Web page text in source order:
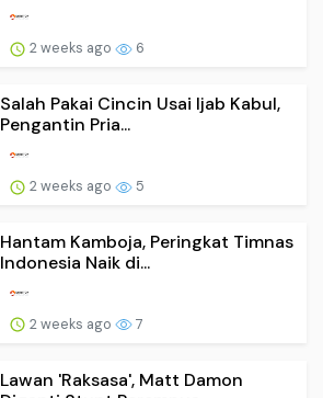
2 weeks ago 6
Salah Pakai Cincin Usai Ijab Kabul,
Pengantin Pria...
2 weeks ago 5
Hantam Kamboja, Peringkat Timnas
Indonesia Naik di...
2 weeks ago 7
Lawan 'Raksasa', Matt Damon